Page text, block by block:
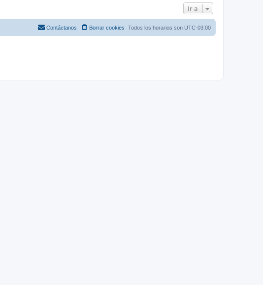
Ir a
Todos los horarios son UTC-03:00
Borrar cookies
Contáctanos